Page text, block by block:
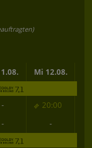
Mi 12.08.
- 20:00
- -